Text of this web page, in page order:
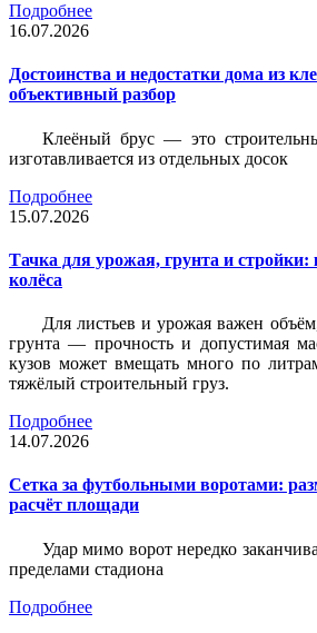
Подробнее
16.07.2026
Достоинства и недостатки дома из
объективный разбор
Клеёный брус — это
изготавливается из отдельных досок
Подробнее
15.07.2026
Тачка для урожая, грунта и стройки:
колёса
Для листьев и урожая важен
грунта — прочность и допустимая
кузов может вмещать много по
тяжёлый строительный груз.
Подробнее
14.07.2026
Сетка за футбольными воротами:
расчёт площади
Удар мимо ворот нередко
пределами стадиона
Подробнее